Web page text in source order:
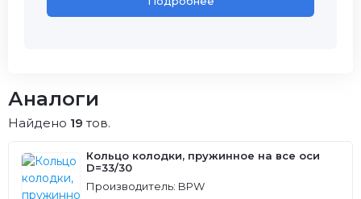
Аналоги
Найдено 19 тов.
Кольцо колодки, пружинное на все оси
D=33/30
Производитель: BPW